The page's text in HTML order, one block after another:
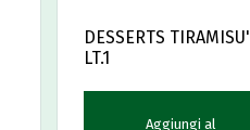
DESSERTS TIRAMISU'
LT.1
Aggiungi al